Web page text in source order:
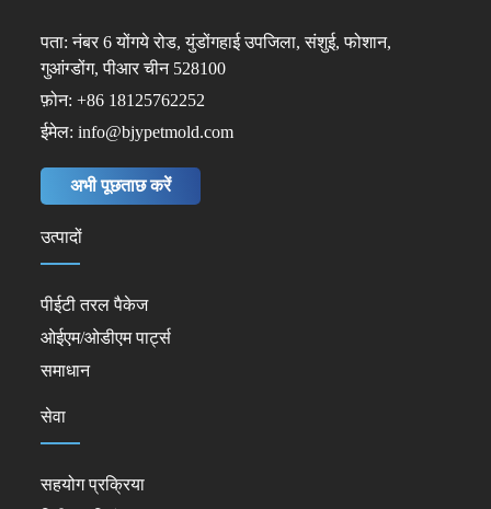
पता: नंबर 6 योंगये रोड, युंडोंगहाई उपजिला, संशुई, फोशान,
गुआंग्डोंग, पीआर चीन 528100
फ़ोन: +86 18125762252
ईमेल: info@bjypetmold.com
अभी पूछताछ करें
उत्पादों
पीईटी तरल पैकेज
ओईएम/ओडीएम पार्ट्स
समाधान
सेवा
सहयोग प्रक्रिया